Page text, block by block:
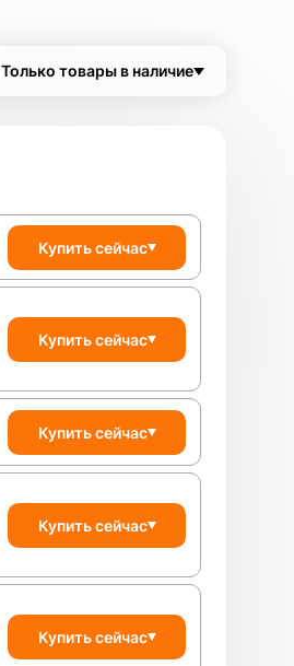
Только товары в наличие
Купить сейчас
Купить сейчас
Купить сейчас
Купить сейчас
Купить сейчас